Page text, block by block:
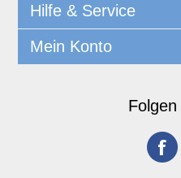
Hilfe & Service
Mein Konto